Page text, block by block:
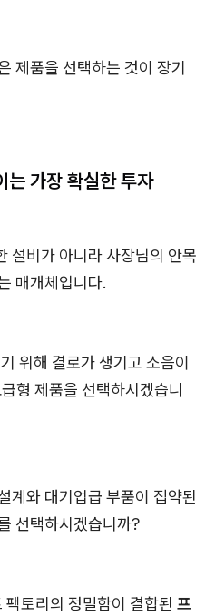
제품을 선택하는 것이 장기
는 가장 확실한 투자
설비가 아니라 사장님의 안목
매개체입니다.
위해 결로가 생기고 소음이
형 제품을 선택하시겠습니
계와 대기업급 부품이 집약된
선택하시겠습니까?
토리의 정밀함이 결합된 프